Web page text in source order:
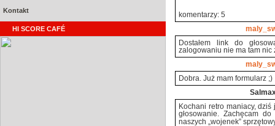
Kontakt
HI SCORE CAFÉ
komentarzy: 5
Dostałem link do
zalogowaniu nie ma tam nic
Dobra. Już mam formularz ;)
Kochani retro maniacy, dziś
głosowanie. Zachęcam
naszych „wojenek”